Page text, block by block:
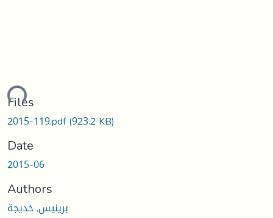
Files
2015-119.pdf(923.2 KB)
Date
2015-06
Authors
برينيس, خديجة